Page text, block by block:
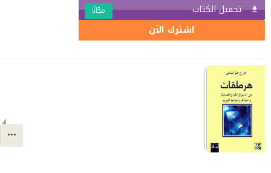
تحميل الكتاب مجّانًا
اشترك الآن